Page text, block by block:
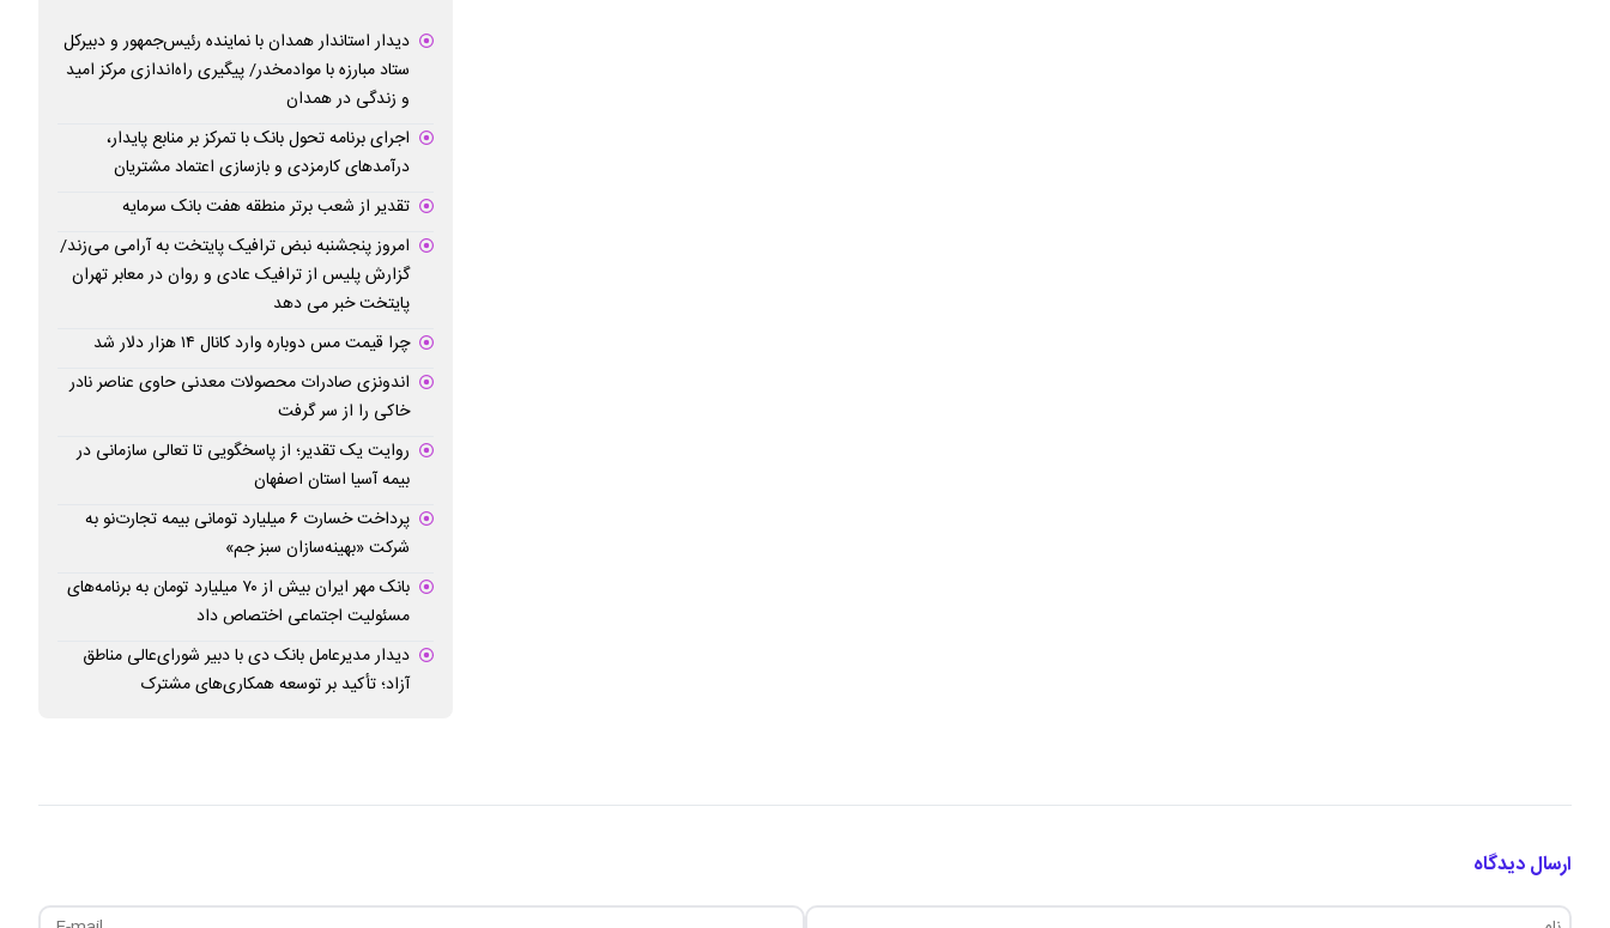
دیدار استاندار همدان با نماینده رئیس‌جمهور و دبیرکل
ستاد مبارزه با موادمخدر/ پیگیری راه‌اندازی مرکز امید
و زندگی در همدان
اجرای برنامه تحول بانک با تمرکز بر منابع پایدار،
درآمدهای کارمزدی و بازسازی اعتماد مشتریان
تقدیر از شعب برتر منطقه هفت بانک سرمایه
امروز پنجشنبه نبض ترافیک پایتخت به آرامی می‌زند/
گزارش پلیس از ترافیک عادی و روان در معابر تهران
پایتخت خبر می دهد
چرا قیمت مس دوباره وارد کانال ۱۴ هزار دلار شد
اندونزی صادرات محصولات معدنی حاوی عناصر نادر
خاکی را از سر گرفت
روایت یک تقدیر؛ از پاسخگویی تا تعالی سازمانی در
بیمه آسیا استان اصفهان
پرداخت خسارت ۶ میلیارد تومانی بیمه تجارت‌نو به
شرکت «بهینه‌سازان سبز جم»
بانک مهر ایران بیش از ۷۰ میلیارد تومان به برنامه‌های
مسئولیت اجتماعی اختصاص داد
دیدار مدیرعامل بانک دی با دبیر شورای‌عالی مناطق
آزاد؛ تأکید بر توسعه همکاری‌های مشترک
ارسال دیدگاه